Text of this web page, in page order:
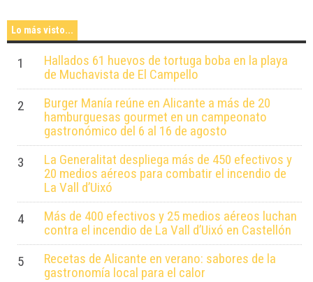
Lo más visto...
1
Hallados 61 huevos de tortuga boba en la playa
de Muchavista de El Campello
2
Burger Manía reúne en Alicante a más de 20
hamburguesas gourmet en un campeonato
gastronómico del 6 al 16 de agosto
3
La Generalitat despliega más de 450 efectivos y
20 medios aéreos para combatir el incendio de
La Vall d’Uixó
4
Más de 400 efectivos y 25 medios aéreos luchan
contra el incendio de La Vall d’Uixó en Castellón
5
Recetas de Alicante en verano: sabores de la
gastronomía local para el calor